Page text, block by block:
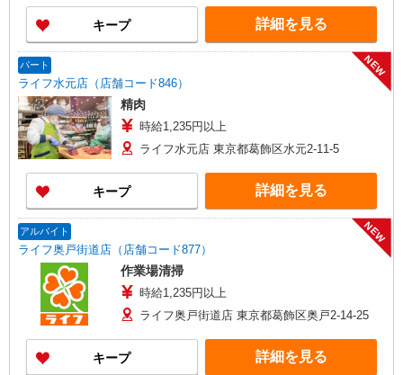
キープ 詳細を見る
パート
ライフ水元店（店舗コード846）
NEW
精肉
時給1,235円以上
ライフ水元店 東京都葛飾区水元2-11-5
キープ 詳細を見る
アルバイト
ライフ奥戸街道店（店舗コード877）
NEW
作業場清掃
時給1,235円以上
ライフ奥戸街道店 東京都葛飾区奥戸2-14-25
キープ 詳細を見る